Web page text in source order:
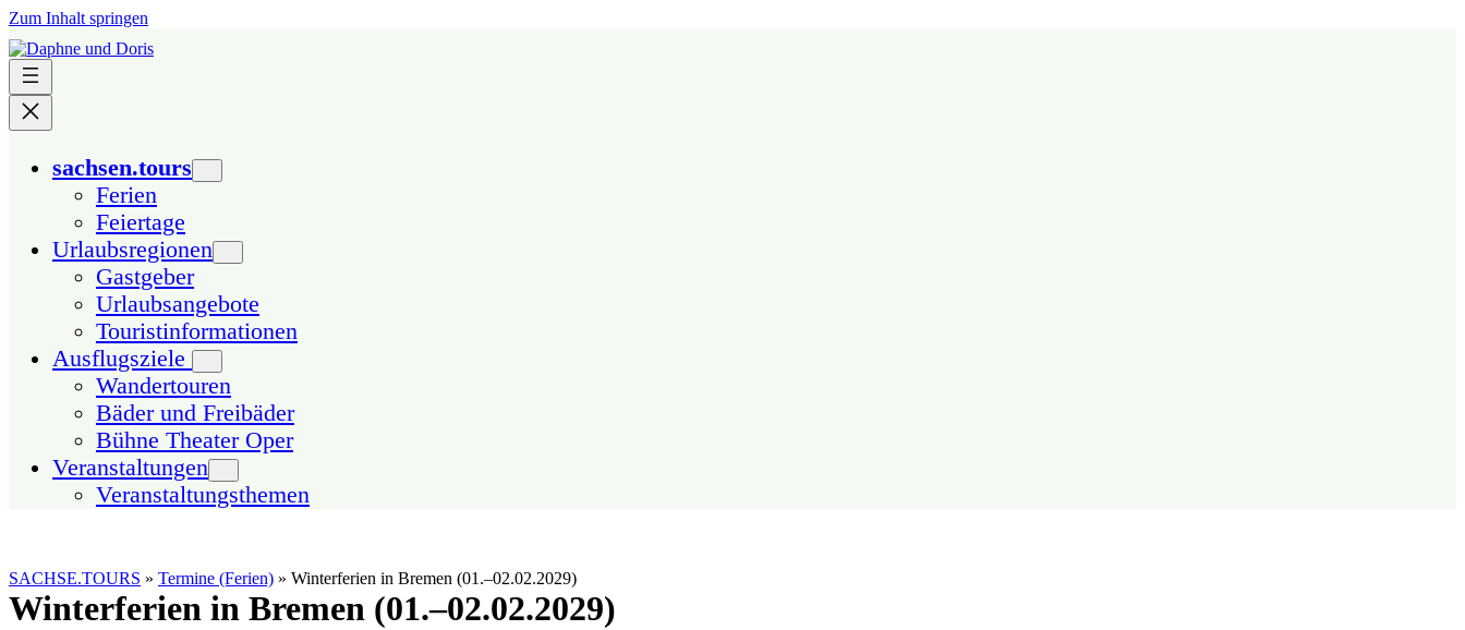
Zum Inhalt springen
sachsen.tours
Ferien
Feiertage
Urlaubsregionen
Gastgeber
Urlaubsangebote
Touristinformationen
Ausflugsziele
Wandertouren
Bäder und Freibäder
Bühne Theater Oper
Veranstaltungen
Veranstaltungsthemen
SACHSE.TOURS » Termine (Ferien) » Winterferien in Bremen (01.–02.02.2029)
Winterferien in Bremen (01.–02.02.2029)